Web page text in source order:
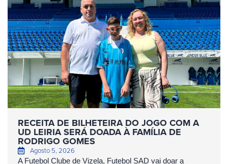
RECEITA DE BILHETEIRA DO JOGO COM A
UD LEIRIA SERÁ DOADA À FAMÍLIA DE
RODRIGO GOMES
Agosto 5, 2026
A Futebol Clube de Vizela, Futebol SAD vai doar a